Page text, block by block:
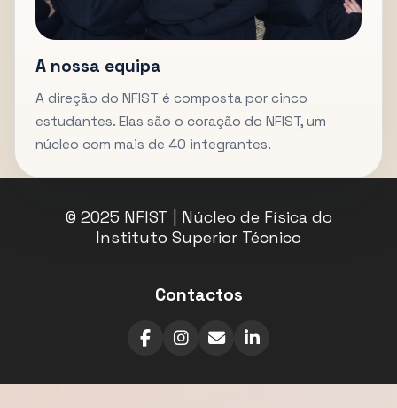
A nossa equipa
A direção do NFIST é composta por cinco
estudantes. Elas são o coração do NFIST, um
núcleo com mais de 40 integrantes.
© 2025 NFIST | Núcleo de Física do
Instituto Superior Técnico
Contactos